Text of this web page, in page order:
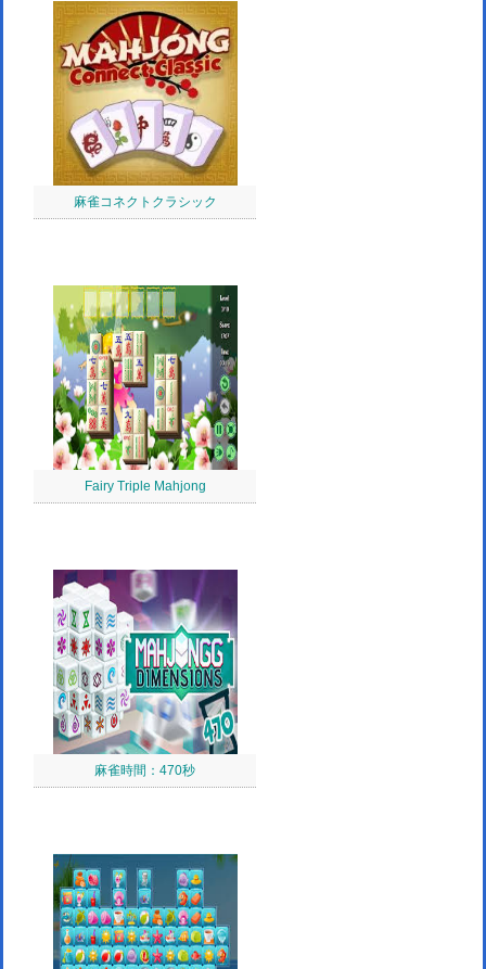
麻雀コネクトクラシック
Fairy Triple Mahjong
麻雀時間：470秒